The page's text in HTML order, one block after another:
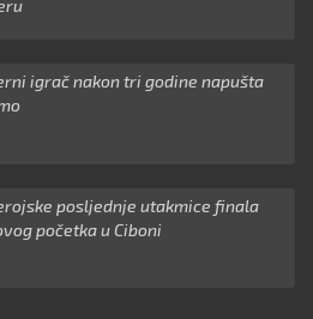
igrač nakon tri godine napušta
posljednje utakmice finala
početka u Ciboni